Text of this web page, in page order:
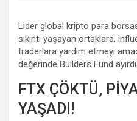
Lider global kripto para
sıkıntı yaşayan ortaklara,
traderlara yardım etmeyi
değerinde Builders Fund
FTX ÇÖKTÜ,
YAŞADI!